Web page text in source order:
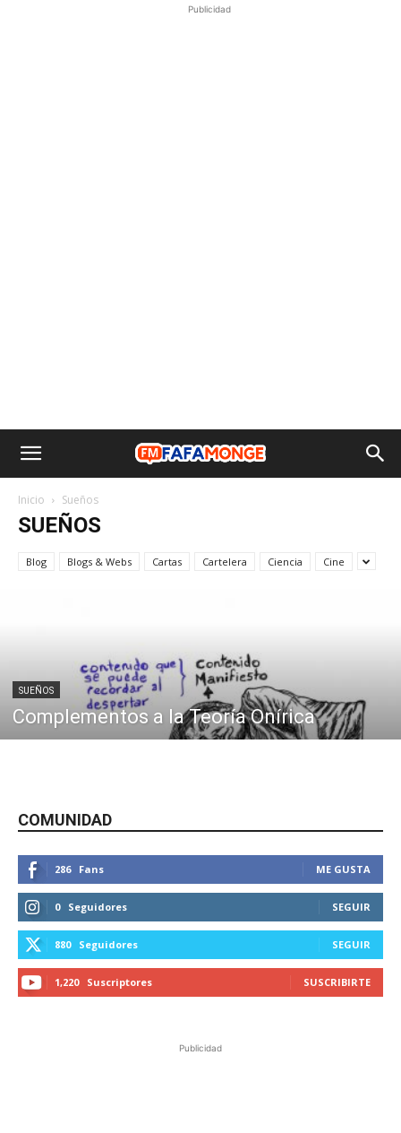
Publicidad
Inicio Sueños
SUEÑOS
Blog Blogs & Webs Cartas Cartelera Ciencia Cine
SUEÑOS
Complementos a la Teoría Onírica
COMUNIDAD
286 Fans ME GUSTA
0 Seguidores SEGUIR
880 Seguidores SEGUIR
1,220 Suscriptores SUSCRIBIRTE
Publicidad